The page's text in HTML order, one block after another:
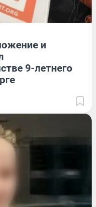
и
9-летнего